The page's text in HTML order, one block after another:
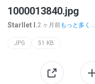
1000013840.jpg
Starllet I.2 ヶ月前もっと多く...
JPG 51 KB